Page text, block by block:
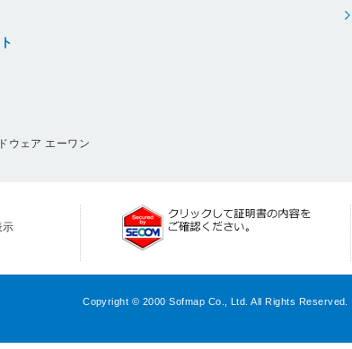
ウェア エーワン
示
Copyright © 2000 Sofmap Co., Ltd. All Rights Reserved.